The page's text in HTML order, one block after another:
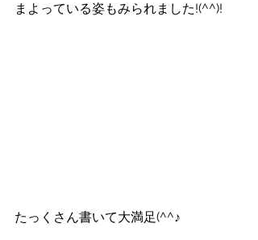
まよっている姿もみられました!(^^)!
たっくさん書いて大満足(^^♪